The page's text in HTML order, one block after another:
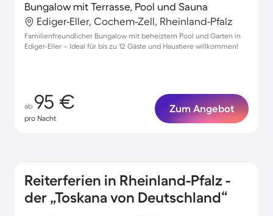
Bungalow mit Terrasse, Pool und Sauna
Ediger-Eller, Cochem-Zell, Rheinland-Pfalz
Familienfreundlicher Bungalow mit beheiztem Pool und Garten in
Ediger-Eller – Ideal für bis zu 12 Gäste und Haustiere willkommen!
ab 95 €
pro Nacht
Zum Angebot
Reiterferien in Rheinland-Pfalz -
der „Toskana von Deutschland“